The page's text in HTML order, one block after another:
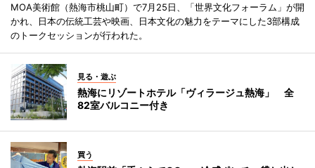
MOA美術館（熱海市桃山町）で7月25日、「世界文化フォーラム」が開
かれ、日本の伝統工芸や映画、日本文化の魅力をテーマにした3部構成
のトークセッションが行われた。
見る・遊ぶ
熱海にリゾートホテル「ヴィラージュ熱海」 全
82室バルコニー付き
買う